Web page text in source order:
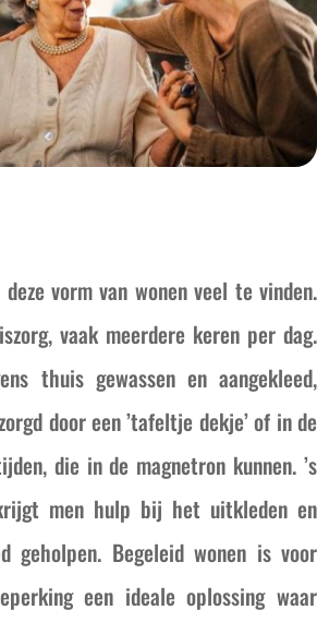
vorm van wonen veel te vinden.
vaak meerdere keren per dag.
thuis gewassen en aangekleed,
door een ’tafeltje dekje’ of in de
die in de magnetron kunnen. ’s
men hulp bij het uitkleden en
geholpen. Begeleid wonen is voor
een ideale oplossing waar